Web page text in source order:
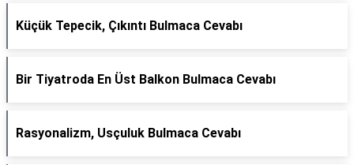
Küçük Tepecik, Çıkıntı Bulmaca Cevabı
Bir Tiyatroda En Üst Balkon Bulmaca Cevabı
Rasyonalizm, Usçuluk Bulmaca Cevabı